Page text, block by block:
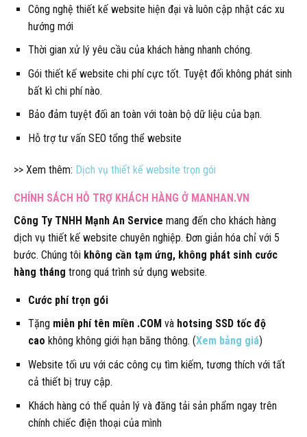
Công nghệ thiết kế website hiện đại và luôn cập nhật các xu
hướng mới
Thời gian xử lý yêu cầu của khách hàng nhanh chóng.
Gói thiết kế website chi phí cực tốt. Tuyệt đối không phát sinh
bất kì chi phí nào.
Bảo đảm tuyệt đối an toàn với toàn bộ dữ liệu của bạn.
Hỗ trợ tư vấn SEO tổng thể website
>> Xem thêm: Dịch vụ thiết kế website trọn gói
CHÍNH SÁCH HỖ TRỢ KHÁCH HÀNG Ở MANHAN.VN
Công Ty TNHH Mạnh An Service mang đến cho khách hàng
dịch vụ thiết kế website chuyên nghiệp. Đơn giản hóa chỉ với 5
bước. Chúng tôi không cần tạm ứng, không phát sinh cước
hàng tháng trong quá trình sử dụng website.
Cước phí trọn gói
Tặng miễn phí tên miền .COM và hotsing SSD tốc độ
cao không không giới hạn băng thông. (Xem bảng giá)
Website tối ưu với các công cụ tìm kiếm, tương thích với tất
cả thiết bị truy cập.
Khách hàng có thể quản lý và đăng tải sản phẩm ngay trên
chính chiếc điện thoại của mình